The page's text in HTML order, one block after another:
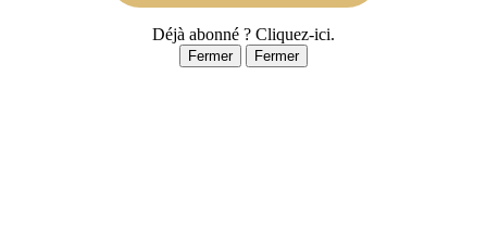
Déjà abonné ? Cliquez-ici.
Fermer Fermer